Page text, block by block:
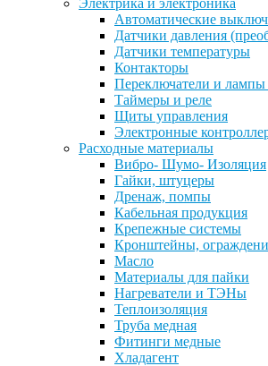
Электрика и электроника
Автоматические
Датчики давления
Датчики температуры
Контакторы
Переключатели и лампы
Таймеры и реле
Щиты управления
Электронные
Расходные материалы
Вибро- Шумо- Изоляция
Гайки, штуцеры
Дренаж, помпы
Кабельная продукция
Крепежные системы
Кронштейны,
Масло
Материалы для пайки
Нагреватели и ТЭНы
Теплоизоляция
Труба медная
Фитинги медные
Хладагент